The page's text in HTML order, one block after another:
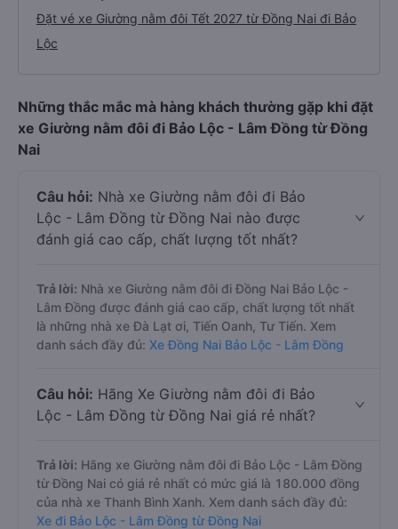
Đặt vé xe Giường nằm đôi Tết 2027 từ Đồng Nai đi Bảo
Lộc
Những thắc mắc mà hàng khách thường gặp khi đặt
xe Giường nằm đôi đi Bảo Lộc - Lâm Đồng từ Đồng
Nai
Câu hỏi: Nhà xe Giường nằm đôi đi Bảo
Lộc - Lâm Đồng từ Đồng Nai nào được
đánh giá cao cấp, chất lượng tốt nhất?
Trả lời: Nhà xe Giường nằm đôi đi Đồng Nai Bảo Lộc -
Lâm Đồng được đánh giá cao cấp, chất lượng tốt nhất
là những nhà xe Đà Lạt ơi, Tiến Oanh, Tư Tiến. Xem
danh sách đầy đủ: Xe Đồng Nai Bảo Lộc - Lâm Đồng
Câu hỏi: Hãng Xe Giường nằm đôi đi Bảo
Lộc - Lâm Đồng từ Đồng Nai giá rẻ nhất?
Trả lời: Hãng xe Giường nằm đôi đi Bảo Lộc - Lâm Đồng
từ Đồng Nai có giá rẻ nhất có mức giá là 180.000 đồng
của nhà xe Thanh Bình Xanh. Xem danh sách đầy đủ:
Xe đi Bảo Lộc - Lâm Đồng từ Đồng Nai